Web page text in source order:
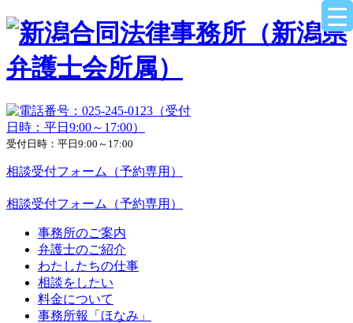
受付日時：平日9:00～17:00
相談受付フォーム（予約専用）
相談受付フォーム（予約専用）
事務所のご案内
弁護士のご紹介
わたしたちの仕事
相談をしたい
料金について
事務所報「ほなみ」